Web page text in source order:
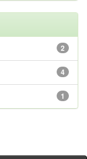
2
4
1